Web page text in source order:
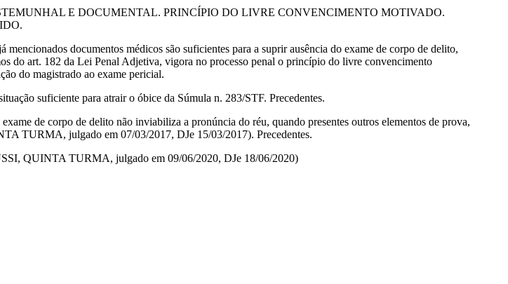
E DOCUMENTAL. PRINCÍPIO DO LIVRE CONVENCIMENTO MOTIVADO.
documentos médicos são suficientes para a suprir ausência do exame de corpo de delito,
do art. 182 da Lei Penal Adjetiva, vigora no processo penal o princípio do livre convencimento
do magistrado ao exame pericial.
suficiente para atrair o óbice da Súmula n. 283/STF. Precedentes.
de corpo de delito não inviabiliza a pronúncia do réu, quando presentes outros elementos de prova,
TURMA, julgado em 07/03/2017, DJe 15/03/2017). Precedentes.
QUINTA TURMA, julgado em 09/06/2020, DJe 18/06/2020)